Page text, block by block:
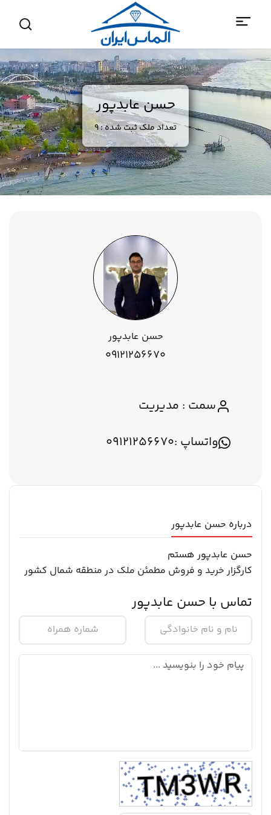
حسن عابدپور
تعداد ملک ثبت شده : 9
حسن عابدپور
09121256670
سمت : مدیریت
واتساپ :09121256670
درباره حسن عابدپور
حسن عابدپور هستم
کارگزار خرید و فروش مطمئن ملک در منطقه شمال کشور
تماس با حسن عابدپور